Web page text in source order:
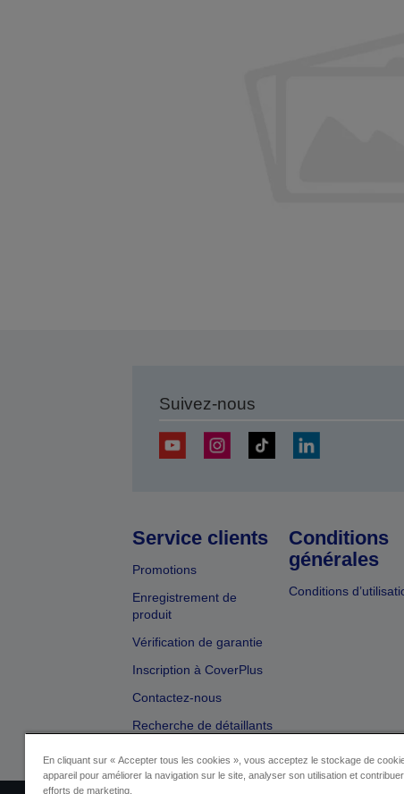
Suivez-nous
Service clients
Promotions
Enregistrement de
produit
Vérification de garantie
Inscription à CoverPlus
Contactez-nous
Recherche de détaillants
Conditions
générales
Conditions
En cliquant sur « Accepter tous les cookies », vous acceptez le stockage de
appareil pour améliorer la navigation sur le site, analyser son utilisation et
efforts de marketing.